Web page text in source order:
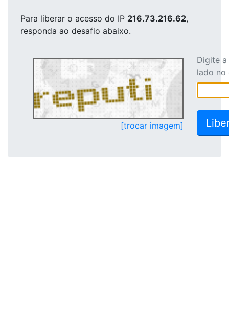
Para liberar o acesso do IP 216.73.216.62,
responda ao desafio abaixo.
[trocar imagem]
Digite
lado no